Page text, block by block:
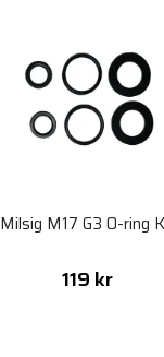
Milsig M17 G3 O-ring
119 kr